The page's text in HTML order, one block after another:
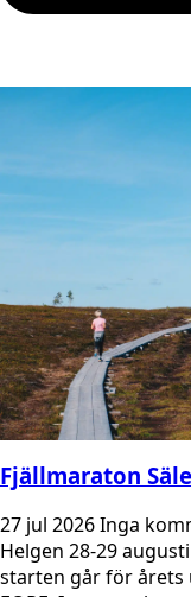
Fjällmaraton
27 jul 2026Inga
Helgen 28-29
starten går för årets